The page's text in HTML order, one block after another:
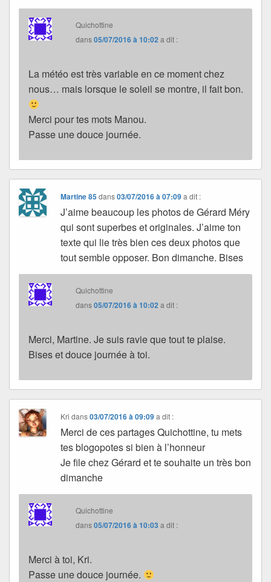
Quichottine
dans05/07/2016 à 10:02 a dit :
La météo est très variable en ce moment chez
nous… mais lorsque le soleil se montre, il fait bon.
Merci pour tes mots Manou.
Passe une douce journée.
Martine 85dans03/07/2016 à 07:09 a dit :
J’aime beaucoup les photos de Gérard Méry
qui sont superbes et originales. J’aime ton
texte qui lie très bien ces deux photos que
tout semble opposer. Bon dimanche. Bises
Quichottine
dans05/07/2016 à 10:02 a dit :
Merci, Martine. Je suis ravie que tout te plaise.
Bises et douce journée à toi.
Kri dans03/07/2016 à 09:09 a dit :
Merci de ces partages Quichottine, tu mets
tes blogopotes si bien à l’honneur
Je file chez Gérard et te souhaite un très bon
dimanche
Quichottine
dans05/07/2016 à 10:03 a dit :
Merci à toi, Kri.
Passe une douce journée.